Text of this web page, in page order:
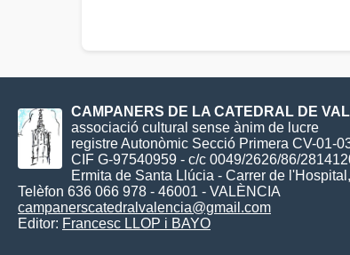
CAMPANERS DE LA CATEDRAL DE
associació cultural sense ànim de lucre
registre Autonòmic Secció Primera CV-01-
CIF G-97540959 - c/c 0049/2626/86/
Ermita de Santa Llúcia - Carrer de
Telèfon 636 066 978 - 46001 - VALÈNCIA
campanerscatedralvalencia@gmail.com
Editor: Francesc LLOP i BAYO